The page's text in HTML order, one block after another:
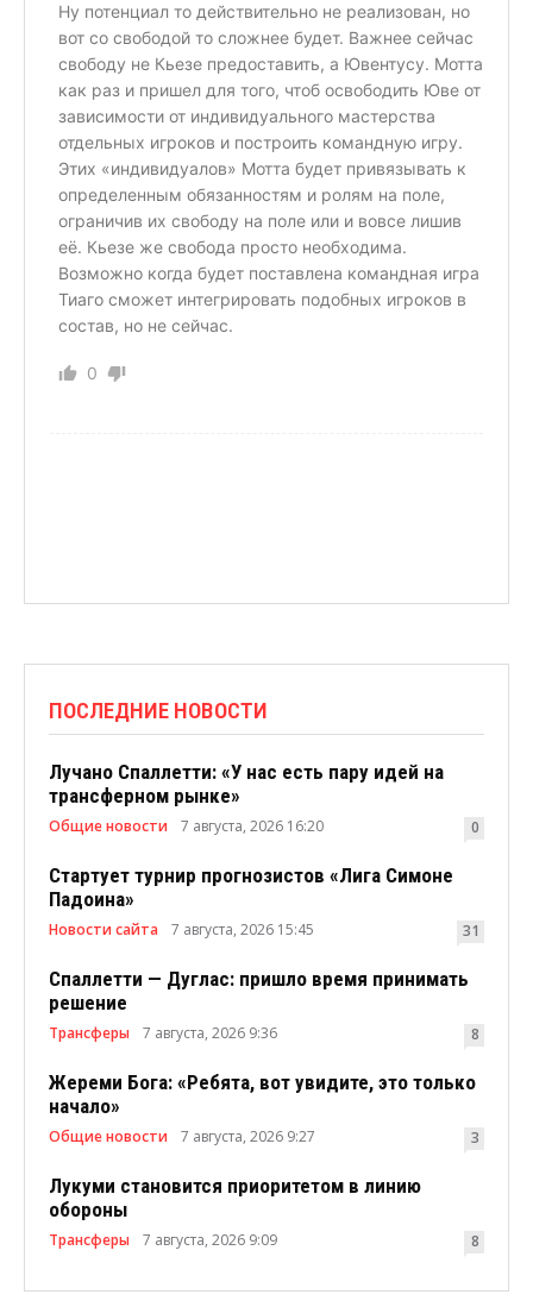
Ну потенциал то действительно не реализован, но
вот со свободой то сложнее будет. Важнее сейчас
свободу не Кьезе предоставить, а Ювентусу. Мотта
как раз и пришел для того, чтоб освободить Юве от
зависимости от индивидуального мастерства
отдельных игроков и построить командную игру.
Этих «индивидуалов» Мотта будет привязывать к
определенным обязанностям и ролям на поле,
ограничив их свободу на поле или и вовсе лишив
её. Кьезе же свобода просто необходима.
Возможно когда будет поставлена командная игра
Тиаго сможет интегрировать подобных игроков в
состав, но не сейчас.
0
ПОСЛЕДНИЕ НОВОСТИ
Лучано Спаллетти: «У нас есть пару идей на
трансферном рынке»
Общие новости 7 августа, 2026 16:20 0
Стартует турнир прогнозистов «Лига Симоне
Падоина»
Новости сайта 7 августа, 2026 15:45 31
Спаллетти — Дуглас: пришло время принимать
решение
Трансферы 7 августа, 2026 9:36 8
Жереми Бога: «Ребята, вот увидите, это только
начало»
Общие новости 7 августа, 2026 9:27 3
Лукуми становится приоритетом в линию
обороны
Трансферы 7 августа, 2026 9:09 8